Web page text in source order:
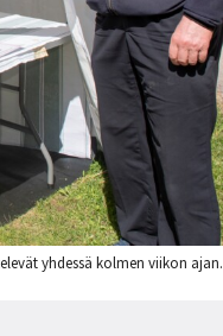
yhdessä kolmen viikon ajan.